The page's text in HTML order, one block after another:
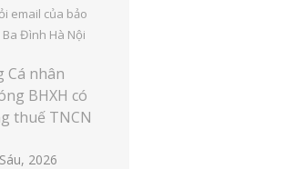
email của bảo
Đình Hà Nội
Cá nhân
BHXH có
thuế TNCN
2026